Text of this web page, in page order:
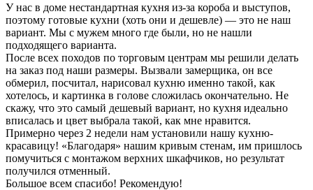
У нас в доме нестандартная кухня из-за короба и выступов,
поэтому готовые кухни (хоть они и дешевле) — это не наш
вариант. Мы с мужем много где были, но не нашли
подходящего варианта.
После всех походов по торговым центрам мы решили делать
на заказ под наши размеры. Вызвали замерщика, он все
обмерил, посчитал, нарисовал кухню именно такой, как
хотелось, и картинка в голове сложилась окончательно. Не
скажу, что это самый дешевый вариант, но кухня идеально
вписалась и цвет выбрала такой, как мне нравится.
Примерно через 2 недели нам установили нашу кухню-
красавицу! «Благодаря» нашим кривым стенам, им пришлось
помучиться с монтажом верхних шкафчиков, но результат
получился отменный.
Большое всем спасибо! Рекомендую!